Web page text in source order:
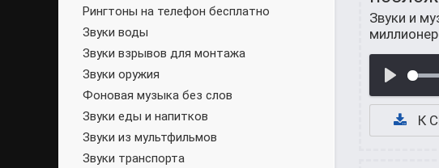
Звуки и
К
Рингтоны на телефон бесплатно
Звуки воды
Звуки взрывов для монтажа
Звуки оружия
Фоновая музыка без слов
Звуки еды и напитков
Звуки из мультфильмов
Звуки транспорта